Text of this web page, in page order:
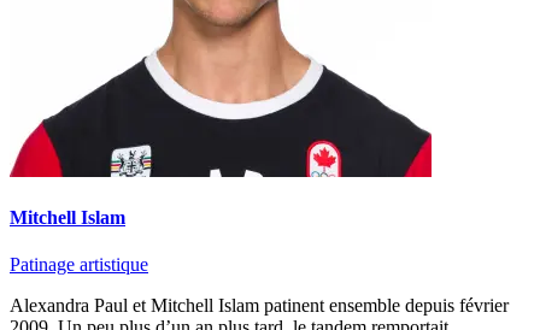
Mitchell Islam
Patinage artistique
Alexandra Paul et Mitchell Islam patinent ensemble depuis février